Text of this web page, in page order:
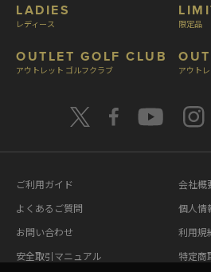
LADIES
レディース
OUTLET GOLF CLUB
アウトレット ゴルフクラブ
限定品
アウト
ご利用ガイド
よくあるご質問
お問い合わせ
安全取引マニュアル
会社概
個人情
利用規
特定商